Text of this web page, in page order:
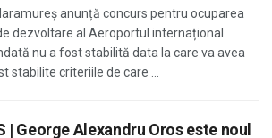
anunță concurs pentru ocuparea
dezvoltare al Aeroportul internațional
nu a fost stabilită data la care va avea
stabilite criteriile de care ...
| George Alexandru Oros este noul